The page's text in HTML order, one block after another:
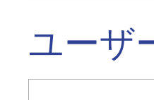
ユーザ